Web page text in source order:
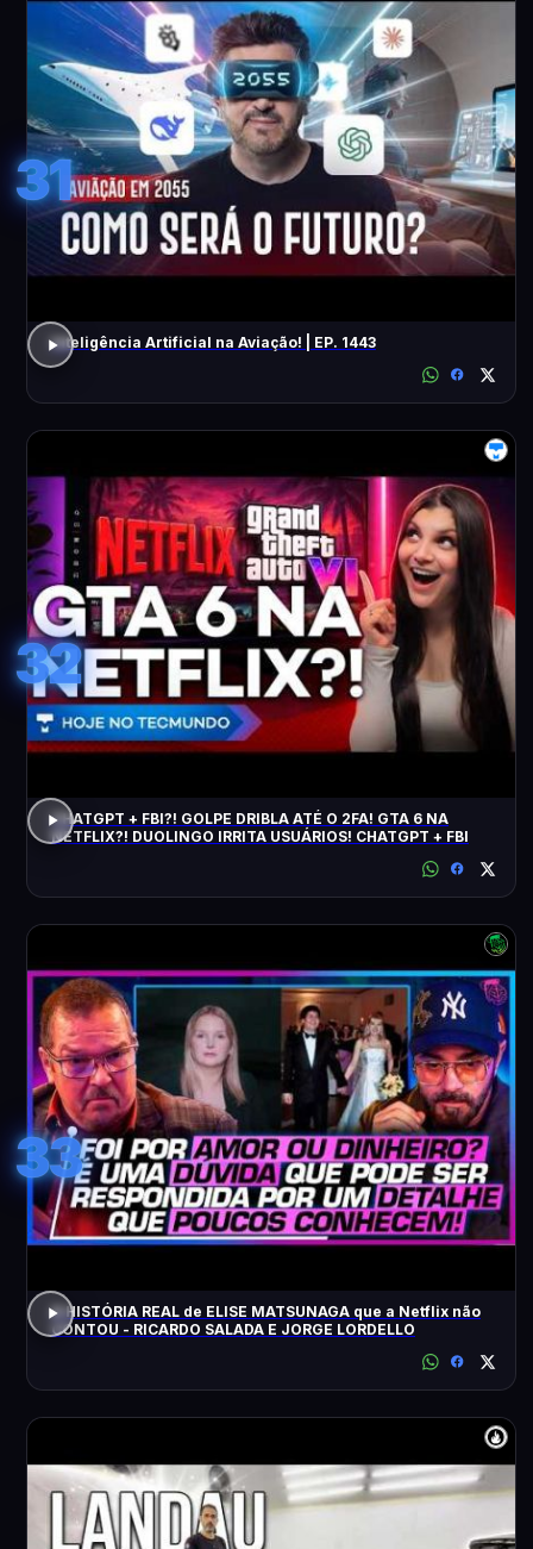
31
Inteligência Artificial na Aviação! | EP. 1443
32
CHATGPT + FBI?! GOLPE DRIBLA ATÉ O 2FA! GTA 6 NA
NETFLIX?! DUOLINGO IRRITA USUÁRIOS! CHATGPT + FBI
33
A HISTÓRIA REAL de ELISE MATSUNAGA que a Netflix não
CONTOU - RICARDO SALADA E JORGE LORDELLO